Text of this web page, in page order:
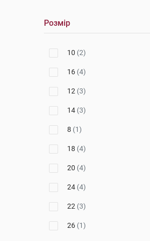
Розмір
10 (2)
16 (4)
12 (3)
14 (3)
8 (1)
18 (4)
20 (4)
24 (4)
22 (3)
26 (1)